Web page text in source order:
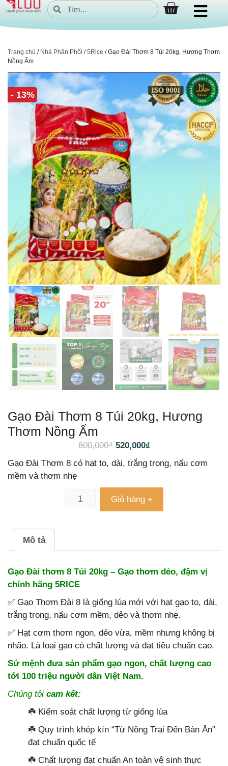
Trang chủ / Nhà Phân Phối /5Rice / Gạo Đài Thơm 8 Túi 20kg, Hương Thơm
Nồng Ấm
- 13%
Gạo Đài Thơm 8 Túi 20kg, Hương
Thơm Nồng Ấm
600,000₫ 520,000₫
Gạo Đài Thơm 8 có hạt to, dài, trắng trong, nấu cơm
mềm và thơm nhẹ
Giỏ hàng +
Mô tả
Gạo Đài thơm 8 Túi 20kg – Gạo thơm dẻo, đậm vị
chính hãng 5RICE
✅ Gạo Thơm Đài 8 là giống lúa mới với hạt gạo to, dài,
trắng trong, nấu cơm mềm, dẻo và thơm nhẹ.
✅ Hạt cơm thơm ngon, dẻo vừa, mềm nhưng không bị
nhão. Là loại gạo có chất lượng và đạt tiêu chuẩn cao.
Sứ mệnh đưa sản phẩm gạo ngon, chất lượng cao
tới 100 triệu người dân Việt Nam.
Chúng tôi cam kết:
☘️ Kiểm soát chất lượng từ giống lúa
☘️ Quy trình khép kín “Từ Nông Trại Đến Bàn Ăn”
đạt chuẩn quốc tế
☘️ Chất lượng đạt chuẩn An toàn vệ sinh thực